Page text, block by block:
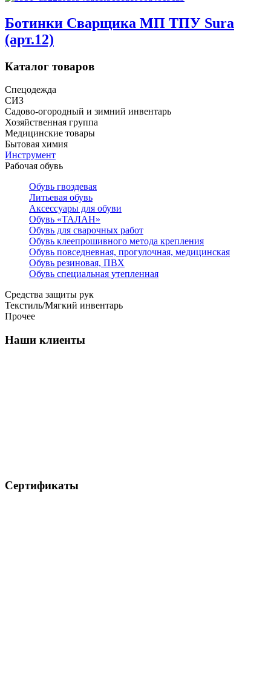
Ботинки Сварщика МП ТПУ Sura
(арт.12)
Каталог товаров
Спецодежда
СИЗ
Садово-огородный и зимний инвентарь
Хозяйственная группа
Медицинские товары
Бытовая химия
Инструмент
Рабочая обувь
Обувь гвоздевая
Литьевая обувь
Аксессуары для обуви
Обувь «ТАЛАН»
Обувь для сварочных работ
Обувь клеепрошивного метода крепления
Обувь повседневная, прогулочная, медицинская
Обувь резиновая, ПВХ
Обувь специальная утепленная
Средства защиты рук
Текстиль/Мягкий инвентарь
Прочее
Наши клиенты
Сертификаты